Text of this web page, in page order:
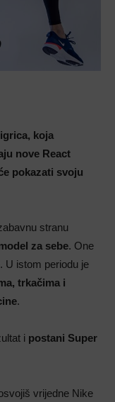
koja
nove React
pokazati svoju
stranu
za sebe. One
U istom periodu je
trkačima i
.
i postani Super
vrijedne Nike